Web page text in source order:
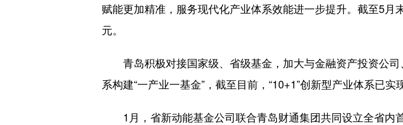
赋能更加精准，服务现代化产业体系效能进一步提升。截至5
元。
青岛积极对接国家级、省级基金，加大与金融资产投资公司
系构建“一产业一基金”，截至目前，“10+1”创新型产业体系已实
1月，省新动能基金公司联合青岛财通集团共同设立全省内